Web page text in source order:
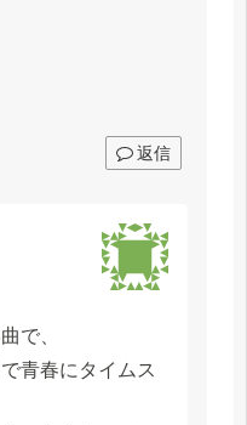
返信
で、
青春にタイムス